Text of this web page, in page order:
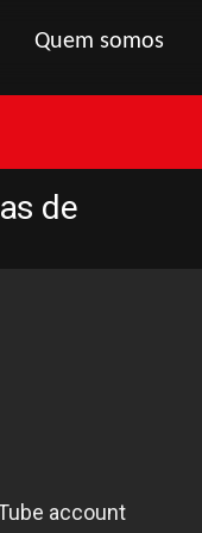
Quem somos
de